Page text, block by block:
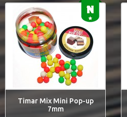
Timar Mix Mini Pop-up
7mm